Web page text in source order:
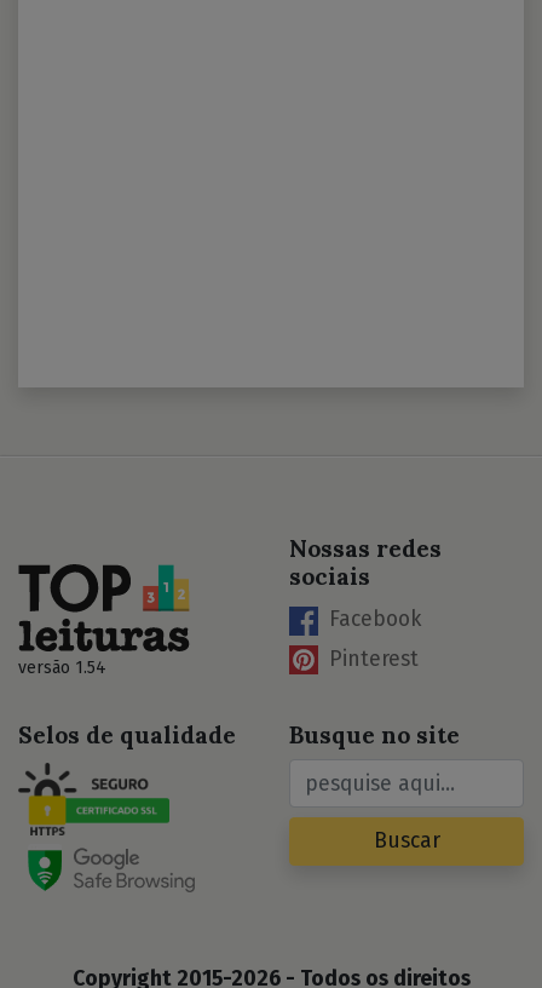
versão 1.54
Nossas redes
sociais
Facebook
Pinterest
Selos de qualidade Busque no site
Buscar
Copyright 2015-2026 - Todos os direitos